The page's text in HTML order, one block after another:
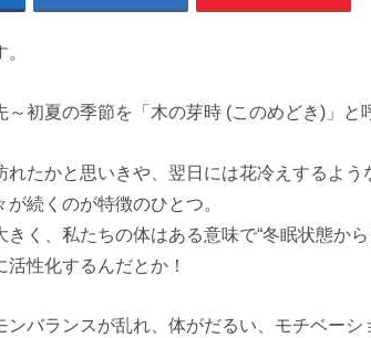
初夏の季節を「木の芽時 (このめどき)」と
れたかと思いきや、翌日には花冷えするよう
続くのが特徴のひとつ。
く、私たちの体はある意味で“冬眠状態から
性化するんだとか！
バランスが乱れ、体がだるい、モチベーシ